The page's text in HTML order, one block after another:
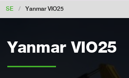
SE / Yanmar VIO25
Yanmar VIO25